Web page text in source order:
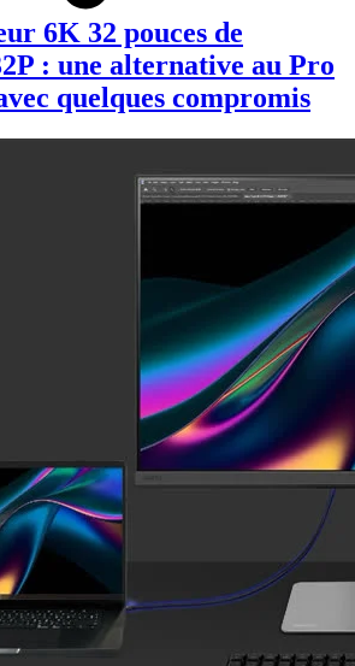
6K 32 pouces de
: une alternative au Pro
quelques compromis